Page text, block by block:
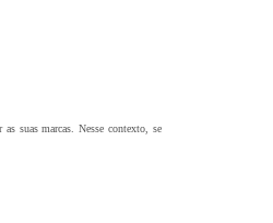
suas marcas. Nesse contexto, se